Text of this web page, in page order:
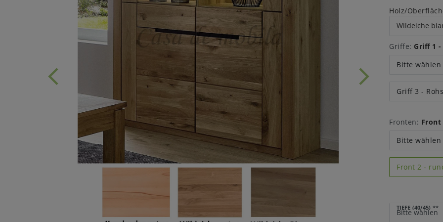
Holz/
Griffe: Griff 1
Bitte wählen
Griff 3 -
Fronten: Front
Bitte wählen
Front 2 -
TIEFE (40/45) **